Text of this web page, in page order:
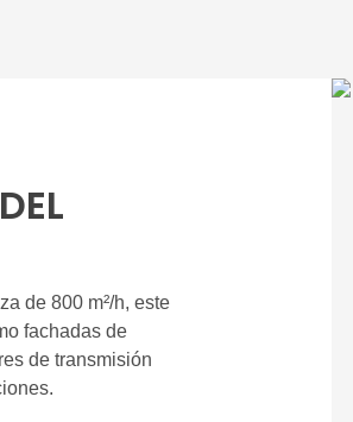
de 800 m²/h, este
fachadas de
de transmisión